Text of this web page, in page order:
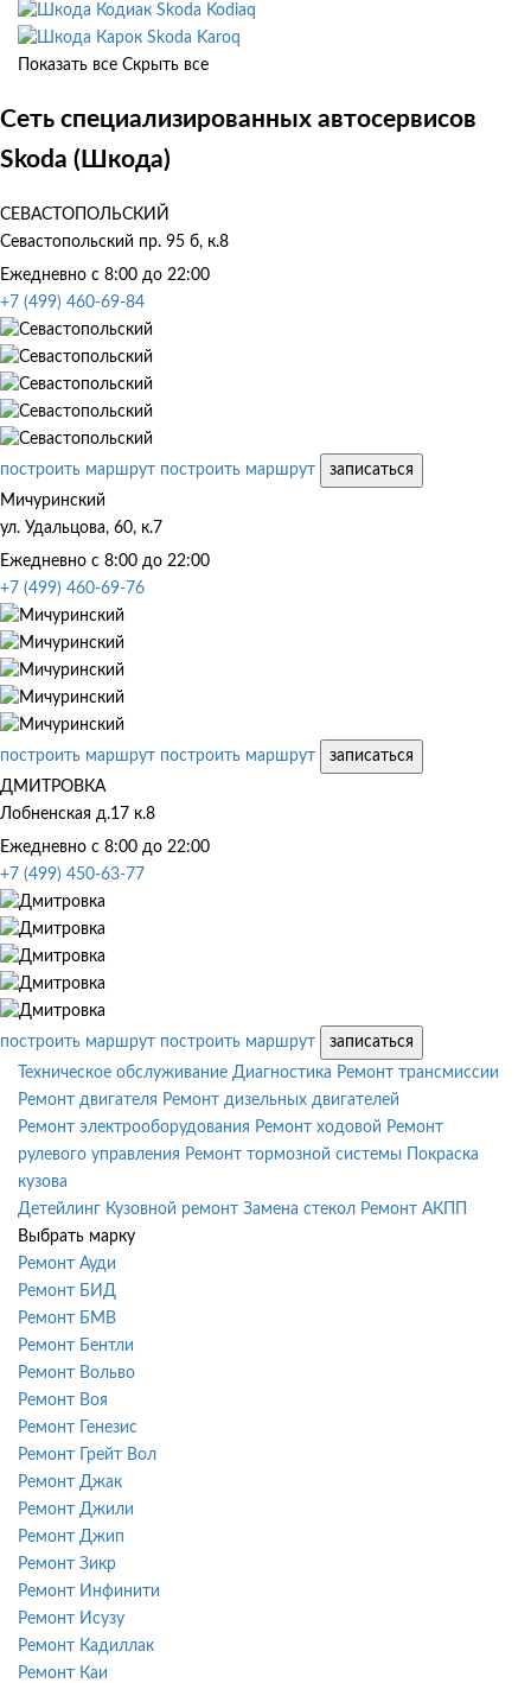
Skoda Kodiaq
Skoda Karoq
Показать все Скрыть все
Сеть специализированных автосервисов
Skoda (Шкода)
СЕВАСТОПОЛЬСКИЙ
Севастопольский пр. 95 б, к.8
Ежедневно с 8:00 до 22:00
+7 (499) 460-69-84
построить маршрут построить маршрут
записаться
Мичуринский
ул. Удальцова, 60, к.7
Ежедневно с 8:00 до 22:00
+7 (499) 460-69-76
построить маршрут построить маршрут
записаться
ДМИТРОВКА
Лобненская д.17 к.8
Ежедневно с 8:00 до 22:00
+7 (499) 450-63-77
построить маршрут построить маршрут
записаться
Техническое обслуживание Диагностика Ремонт трансмиссии
Ремонт двигателя Ремонт дизельных двигателей
Ремонт электрооборудования Ремонт ходовой Ремонт
рулевого управления Ремонт тормозной системы
Покраска
кузова
Детейлинг Кузовной ремонт Замена стекол Ремонт АКПП
Выбрать марку
Ремонт Ауди
Ремонт БИД
Ремонт БМВ
Ремонт Бентли
Ремонт Вольво
Ремонт Воя
Ремонт Генезис
Ремонт Грейт Вол
Ремонт Джак
Ремонт Джили
Ремонт Джип
Ремонт Зикр
Ремонт Инфинити
Ремонт Исузу
Ремонт Кадиллак
Ремонт Каи